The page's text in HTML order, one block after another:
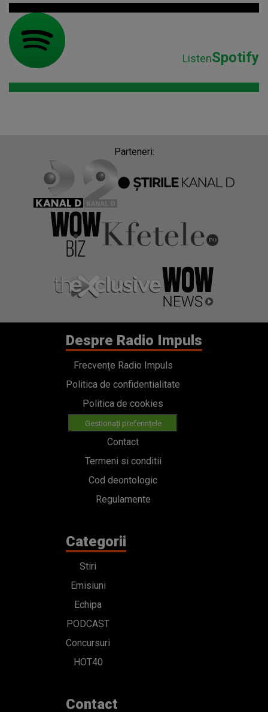
ListenSpotify
Parteneri:
Despre Radio Impuls
Frecvențe Radio Impuls
Politica de confidentialitate
Politica de cookies
Gestionați preferințele
Contact
Termeni si conditii
Cod deontologic
Regulamente
Categorii
Stiri
Emisiuni
Echipa
PODCAST
Concursuri
HOT40
Contact